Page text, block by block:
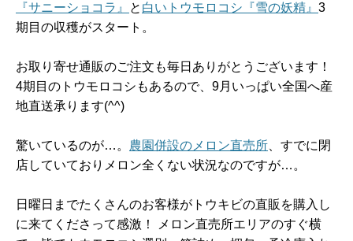
『サニーショコラ』
と 白いトウモロコシ『雪の妖精』 3
期目の収穫がスタート。
お取り寄せ通販のご注文も毎日ありがとうございます！
4期目のトウモロコシもあるので、9月いっぱい全国へ産
地直送承ります(^^)
驚いているのが…。 農園併設のメロン直売所 、すでに閉
店していておりメロン全くない状況なのですが…。
日曜日までたくさんのお客様がトウキビの直販を購入し
に来てくださって感激！ メロン直売所エリアのすぐ横